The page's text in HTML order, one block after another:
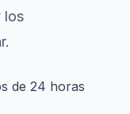
los
de 24 horas